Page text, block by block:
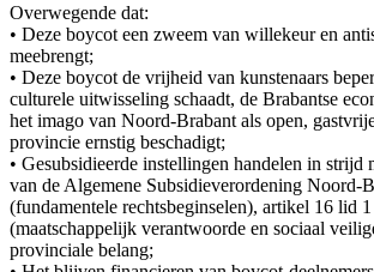
Overwegende dat:
• Deze boycot een zweem van willekeur en
meebrengt;
• Deze boycot de vrijheid van kunstenaars
culturele uitwisseling schaadt, de Brabantse
het imago van Noord-Brabant als open,
provincie ernstig beschadigt;
• Gesubsidieerde instellingen handelen in strijd
van de Algemene Subsidieverordening Noord-
(fundamentele rechtsbeginselen), artikel 16 lid 1
(maatschappelijk verantwoorde en sociaal
provinciale belang;